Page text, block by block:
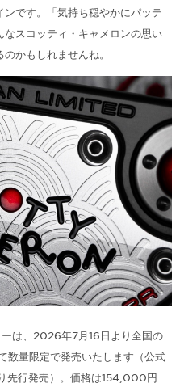
です。「気持ち穏やかにパッテ
なスコッティ・キャメロンの思い
かもしれませんね。
は、2026年7月16日より全国の
数量限定で発売いたします（公式
先行発売）。価格は154,000円